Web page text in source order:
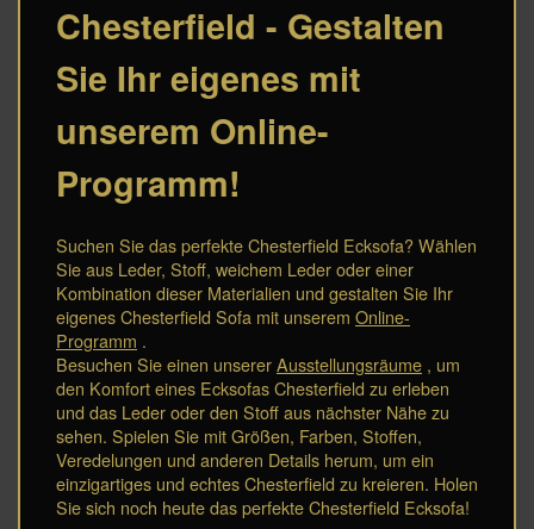
Chesterfield - Gestalten
Sie Ihr eigenes mit
unserem Online-
Programm!
Suchen Sie das perfekte Chesterfield Ecksofa? Wählen
Sie aus Leder, Stoff, weichem Leder oder einer
Kombination dieser Materialien und gestalten Sie Ihr
eigenes Chesterfield Sofa mit unserem Online-
Programm .
Besuchen Sie einen unserer Ausstellungsräume , um
den Komfort eines Ecksofas Chesterfield zu erleben
und das Leder oder den Stoff aus nächster Nähe zu
sehen. Spielen Sie mit Größen, Farben, Stoffen,
Veredelungen und anderen Details herum, um ein
einzigartiges und echtes Chesterfield zu kreieren. Holen
Sie sich noch heute das perfekte Chesterfield Ecksofa!